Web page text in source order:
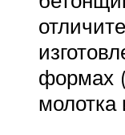
формах
молотка